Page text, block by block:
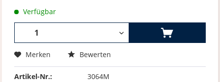
Verfügbar
Merken Bewerten
Artikel-Nr.:
3064M